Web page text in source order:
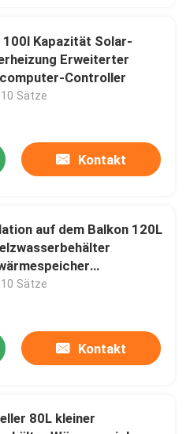
100l Kapazität Solar-
Erweiterter
Controller
Sätze
Kontakt
auf dem Balkon 120L
mit
10 Sätze
Kontakt
80L kleiner